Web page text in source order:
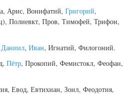
Арис, Вонифатий, Григорий,
Полиевкт, Пров, Тимофей, Трифон,
Даниил, Иван, Игнатий, Филогоний.
Пётр, Прокопий, Фемистокл, Феофан,
Евод, Евтихиан, Зоил, Феодотия,